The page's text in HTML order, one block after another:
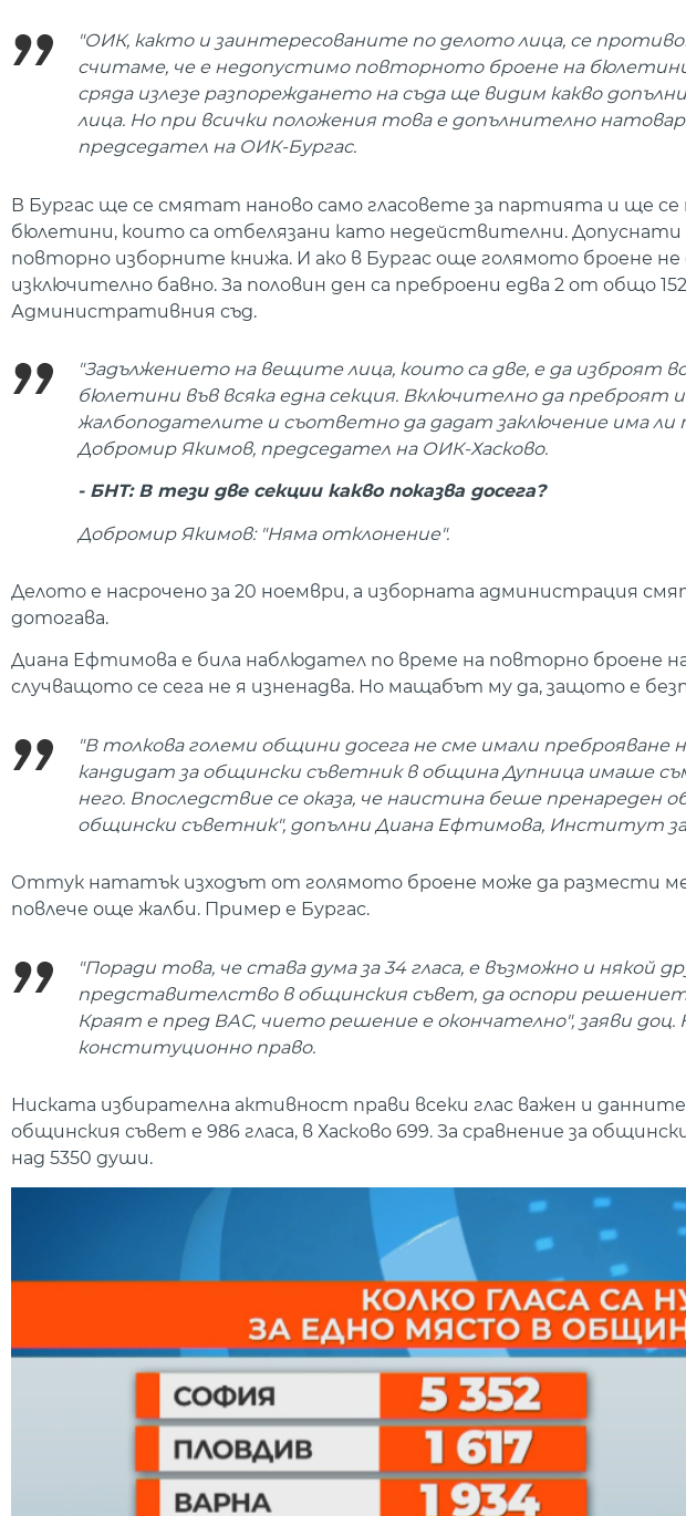
"ОИК, както и заинтересованите по делото лица, се
считаме, че е недопустимо повторното броене на
сряда излезе разпореждането на съда ще видим какво
лица. Но при всички положения това е допълнително
председател на ОИК-Бургас.
В Бургас ще се смятат наново само гласовете за партията и ще
бюлетини, които са отбелязани като недействителни. Допуснати
повторно изборните книжа. И ако в Бургас още голямото броене не
изключително бавно. За половин ден са преброени едва 2 от общо
Административния съд.
"Задължението на вещите лица, които са две, е да изброят
бюлетини във всяка една секция. Включително да
жалбоподателите и съответно да дадат заключение има ли
Добромир Якимов, председател на ОИК-Хасково.
- БНТ: В тези две секции какво показва досега?
Добромир Якимов: "Няма отклонение".
Делото е насрочено за 20 ноември, а изборната администрация
дотогава.
Диана Ефтимова е била наблюдател по време на повторно броене
случващото се сега не я изненадва. Но мащабът му да, защото е
"В толкова големи общини досега не сме имали преброяване
кандидат за общински съветник в община Дупница имаше
него. Впоследствие се оказа, че наистина беше
общински съветник", допълни Диана Ефтимова, Институт
Оттук нататък изходът от голямото броене може да размести
повлече още жалби. Пример е Бургас.
"Поради това, че става дума за 34 гласа, е възможно и някой
представителство в общинския съвет, да оспори
Краят е пред ВАС, чието решение е окончателно", заяви доц.
конституционно право.
Ниската избирателна активност прави всеки глас важен и
общинския съвет е 986 гласа, в Хасково 699. За сравнение за
над 5350 души.